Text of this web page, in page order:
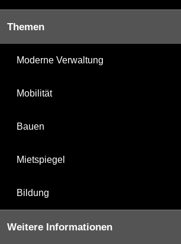
Themen
Moderne Verwaltung
Mobilität
Bauen
Mietspiegel
Bildung
Weitere Informationen